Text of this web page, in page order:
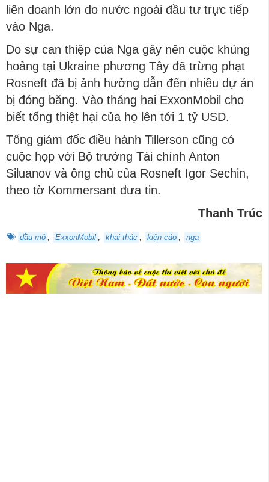
liên doanh lớn do nước ngoài đầu tư trực tiếp
vào Nga.
Do sự can thiệp của Nga gây nên cuộc khủng
hoảng tại Ukraine phương Tây đã trừng phạt
Rosneft đã bị ảnh hưởng dẫn đến nhiều dự án
bị đóng băng. Vào tháng hai ExxonMobil cho
biết tổng thiệt hại của họ lên tới 1 tỷ USD.
Tổng giám đốc điều hành Tillerson cũng có
cuộc họp với Bộ trưởng Tài chính Anton
Siluanov và ông chủ của Rosneft Igor Sechin,
theo tờ Kommersant đưa tin.
Thanh Trúc
dầu mỏ , ExxonMobil , khai thác , kiện cáo , nga